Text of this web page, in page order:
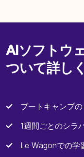
AIソフトウ
ついて詳し
ブートキャンプ
1週間ごとのシラ
Le Wagonでの学